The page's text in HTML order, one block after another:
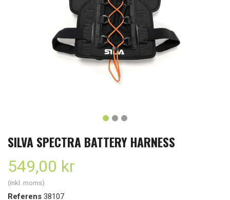
SILVA SPECTRA BATTERY HARNESS
549,00 kr
(inkl. moms)
Referens 38107